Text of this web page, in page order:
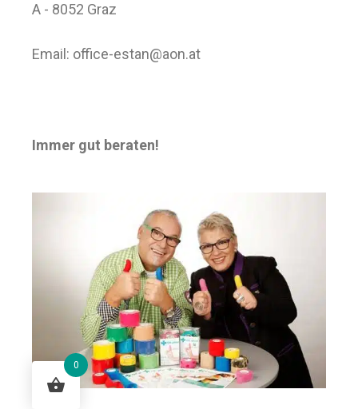
A - 8052 Graz
Email: office-estan@aon.at
Immer gut beraten!
0